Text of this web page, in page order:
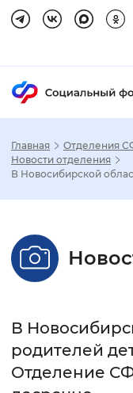
Настройка
Стандартный
Главная Отделения
Новости отделения
В Новосибирской
В
родителей
Отделение